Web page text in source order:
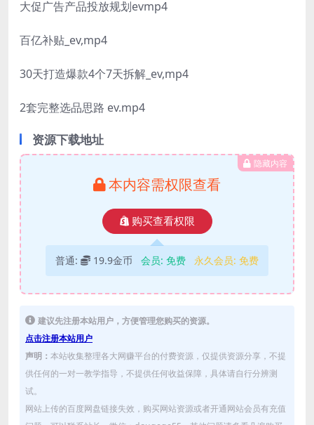
大促广告产品投放规划evmp4
百亿补贴_ev,mp4
30天打造爆款4个7天拆解_ev,mp4
2套完整选品思路 ev.mp4
资源下载地址
隐藏内容
本内容需权限查看
购买查看权限
普通: 19.9金币 会员: 免费 永久会员: 免费
建议先注册本站用户，方便管理您购买的资源。
点击注册本站用户
声明： 本站收集整理各大网赚平台的付费资源，仅提供资源分享，不提
供任何的一对一教学指导，不提供任何收益保障，具体请自行分辨测
试。
网站上传的百度网盘链接失效，购买网站资源或者开通网站会员有充值